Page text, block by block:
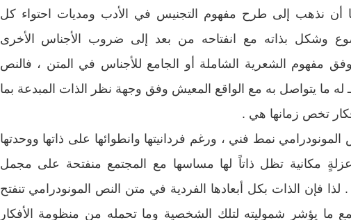
أن نذهب إلى طرح مفهوم التجنيس في الأدب ومديات احتواء كل
وشكل بذاته مع انفتاحه من بعد إلى ضروب الأجناس الأخرى
وفق مفهوم الشعرية الشاملة أو الجامع للأجناس في المتن ، فالنص
له ما يتواصل به مع الواقع المعيش وفق وجهة نظر الذات المبدعة بما
تخص زمانها هي .
نمط فني ، ورغم فردانيتها وانطوائها على ذاتها ووحدتها
مكانية تظل ذاتاً لها مساسها مع المجتمع منفتحة على مجمل
. لذا فإن الذات بكل أبعادها الفردية في متن النص المونودرامي تنفتح
ما يؤشر شموليته لتلك الشخصية وما تحمله من منظومة الأفكار